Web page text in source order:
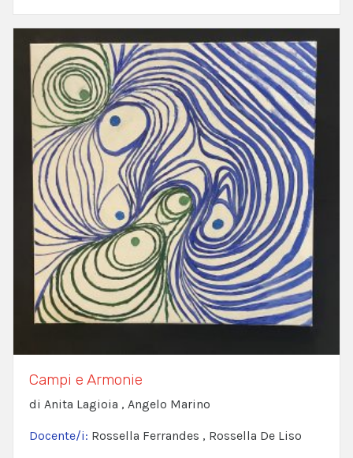
Campi e Armonie
di Anita Lagioia , Angelo Marino
Docente/i: Rossella Ferrandes , Rossella De Liso